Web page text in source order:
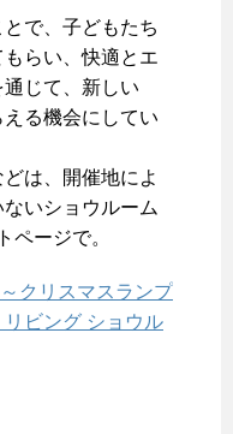
で、子どもたち
らい、快適とエ
じて、新しい
える機会にしてい
は、開催地によ
いショウルーム
ページで。
クリスマスランプ
ビング ショウル